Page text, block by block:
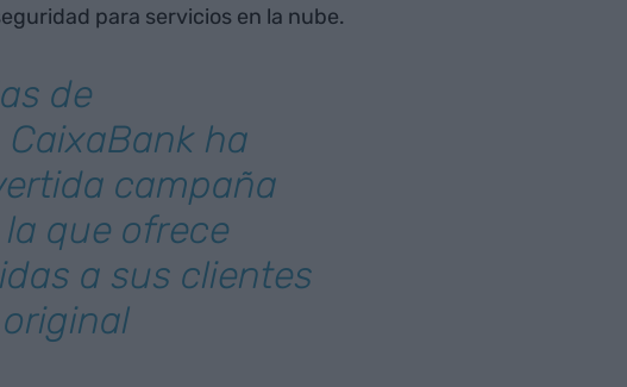
para servicios en la nube.
de
ha
campaña
que ofrece
a sus clientes